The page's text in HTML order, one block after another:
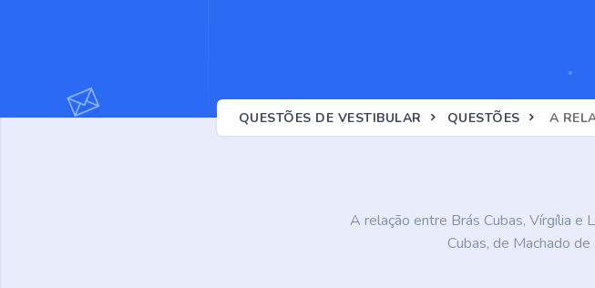
QUESTÕES DE VESTIBULAR QUESTÕES A
A relação entre Brás Cubas, Vírgília
Cubas, de Machado